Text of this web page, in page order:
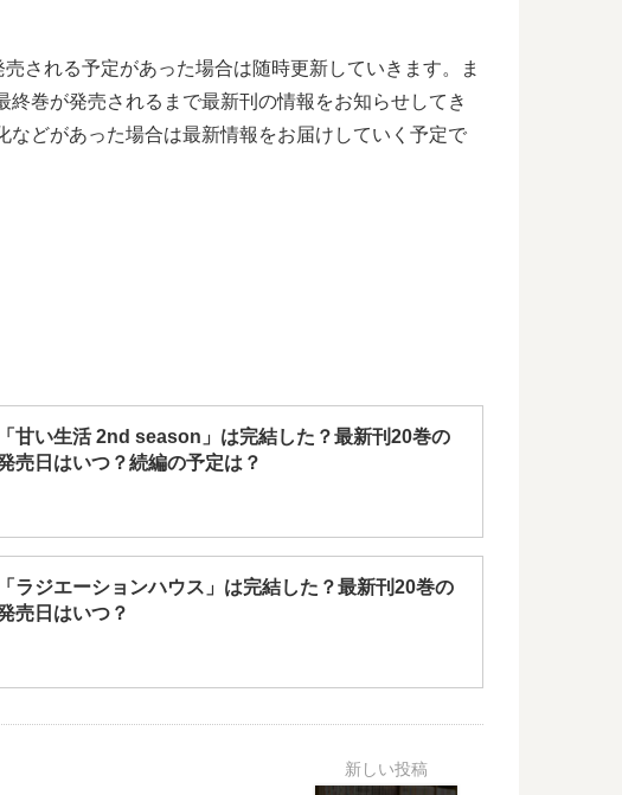
される予定があった場合は随時更新していきます。ま
巻が発売されるまで最新刊の情報をお知らせしてき
どがあった場合は最新情報をお届けしていく予定で
「甘い生活 2nd season」は完結した？最新刊20巻の
売日はいつ？続編の予定は？
「ラジエーションハウス」は完結した？最新刊20巻の
売日はいつ？